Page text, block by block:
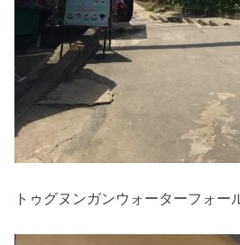
トゥグヌンガンウォーターフォー